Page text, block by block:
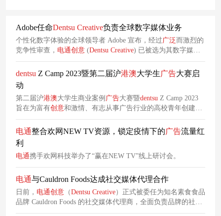
Adobe任命Dentsu Creative负责全球数字媒体业务
个性化数字体验的全球领导者 Adob​​e 宣布，经过广泛 而激烈的
竞争性审查， 电通创意 (Dentsu Creative) 已被选为其数字媒体
业务 (DMe) 的全球领先创意和内容代理商。
dentsu Z Camp 2023暨第二届沪港澳大学生广告大赛启
动
第二届沪港澳大学生商业案例 广告大赛暨dentsu Z Camp 2023
旨在为富有创意和激情、有志从事广告行业的高校青年创建实
践平台，培养广告行业高水平人才，丰富年轻人的实践经验。
电通整合欢网NEW TV资源，锁定疫情下的广告流量红
利
电通携手欢网科技举办了“赢在NEW TV”线上研讨会。
电通与Cauldron Foods达成社交媒体代理合作
日前， 电通创意 （Dentsu Creative）正式被委任为知名素食食品
品牌 Cauldron Foods 的社交媒体代理商，全面负责品牌的社交
媒体策略制定、品牌创意输出及社交媒体运营等核心工作，而